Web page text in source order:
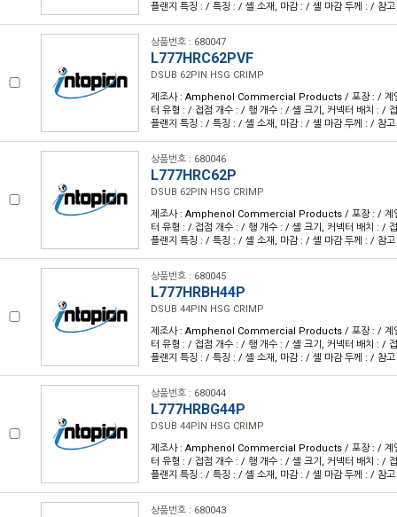
플랜지 특징 : / 특징 : / 셸 소재, 마감 : / 셸 마감 두께 : / 참
상품번호 : 680047
L777HRC62PVF
DSUB 62PIN HSG CRIMP
제조사 : Amphenol Commercial Products / 포장 : / 계
터 유형 : / 접점 개수 : / 행 개수 : / 셸 크기, 커넥터 배치 : /
플랜지 특징 : / 특징 : / 셸 소재, 마감 : / 셸 마감 두께 : / 참
상품번호 : 680046
L777HRC62P
DSUB 62PIN HSG CRIMP
제조사 : Amphenol Commercial Products / 포장 : / 계
터 유형 : / 접점 개수 : / 행 개수 : / 셸 크기, 커넥터 배치 : /
플랜지 특징 : / 특징 : / 셸 소재, 마감 : / 셸 마감 두께 : / 참
상품번호 : 680045
L777HRBH44P
DSUB 44PIN HSG CRIMP
제조사 : Amphenol Commercial Products / 포장 : / 계
터 유형 : / 접점 개수 : / 행 개수 : / 셸 크기, 커넥터 배치 : /
플랜지 특징 : / 특징 : / 셸 소재, 마감 : / 셸 마감 두께 : / 참
상품번호 : 680044
L777HRBG44P
DSUB 44PIN HSG CRIMP
제조사 : Amphenol Commercial Products / 포장 : / 계
터 유형 : / 접점 개수 : / 행 개수 : / 셸 크기, 커넥터 배치 : /
플랜지 특징 : / 특징 : / 셸 소재, 마감 : / 셸 마감 두께 : / 참
상품번호 : 680043